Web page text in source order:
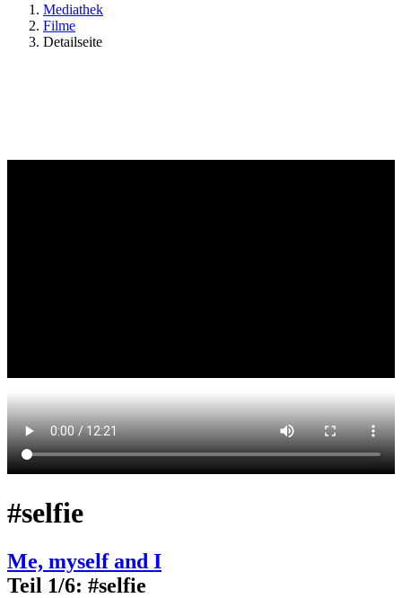
Mediathek
Filme
Detailseite
#selfie
Me, myself and I
Teil 1/6: #selfie